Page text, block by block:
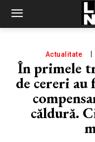
Actualitate
În primele
de cereri au
căldură.